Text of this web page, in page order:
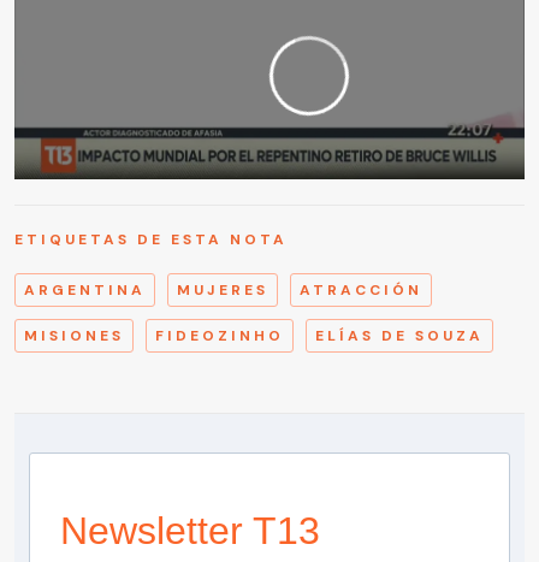
ETIQUETAS DE ESTA NOTA
ARGENTINA MUJERES ATRACCIÓN
MISIONES FIDEOZINHO ELÍAS DE SOUZA
Newsletter T13